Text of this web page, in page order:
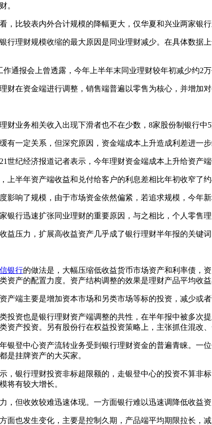
。
比较表内外合计规模的降幅更大，仅华夏和兴业两家银行
理财规模收缩的最大原因是同业理财减少。在具体数据
报会上曾透露，今年上半年末同业理财较年初减少约2万
在资金端进行调整，销售端普遍以零售为核心，并增加对
业务相关收入出现下滑者也不在少数，8家股份制银行中5
一定关系，但深究原因，资金端成本上升造成利差进一步
纪经济报道记者表示，今年理财资金端成本上升给资产端
半年资产端收益和兑付给客户的利息差相比年初收窄了约
响了规模，由于市场资金依然偏紧，若追求规模，今年
行迅速扩张同业理财的重要原因，与之相比，个人零售理
压力，扩展高收益资产几乎成了银行理财半年报的关键词
银行的做法是，大幅压缩低收益货币市场资产和利率债，
资产的配置力度。资产结构调整的效果是理财产品平均收益
端主要是增加资本市场和另类市场等标的投资，减少或者
资也是银行理财资产端调整的共性，在半年报中被多次
资产投资。另有股份行在权益投资策略上，主张抓住混改、
登中心资产流转业务受到银行理财资金的普遍青睐。一
是挂牌资产的大买家。
银行理财投资非标超限额的，走银登中心的投资不算非
将有较大增长。
但收效较难迅速体现。一方面银行难以迅速调降低收益资
也发生变化，主要是控制久期，产品端平均期限拉长，